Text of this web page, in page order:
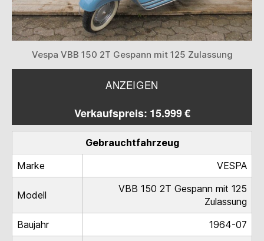
Vespa VBB 150 2T Gespann mit 125 Zulassung
ANZEIGEN
Verkaufspreis: 15.999 €
Gebrauchtfahrzeug
Marke
VESPA
Modell
VBB 150 2T Gespann mit 125
Zulassung
Baujahr
1964-07